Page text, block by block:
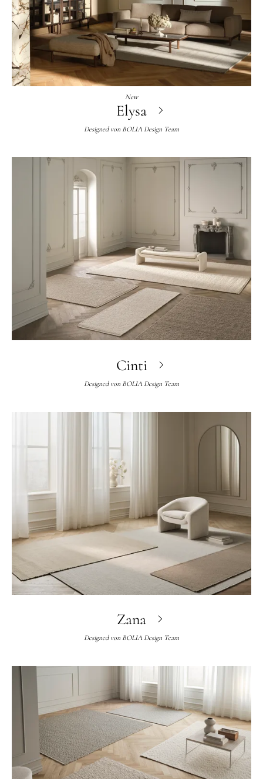
New
Elysa
Designed von BOLIA Design Team
Cinti
Designed von BOLIA Design Team
Zana
Designed von BOLIA Design Team